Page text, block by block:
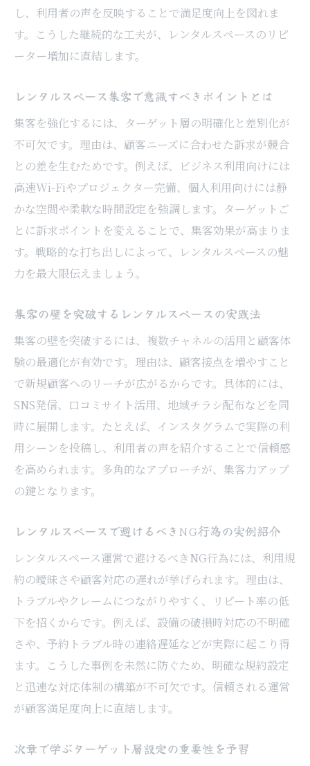
無料で使える予約システムの活用法を紹介
予約システム導入がもたらす業務効率化の
効果
び
予約管理の自動化で集客チャンスを広げる
方法
SNS活用による魅力発信へのつなげ方
SNS発信を活用したレンタルスペースの魅せ方
写真や動画で伝えるレンタルスペースの魅
SNS集客で活用したい最新トレンドと事例
インスタベースやスペースマーケットとの
連携術
予約システムとSNSの連動で集客を最適化
口コミやオフライン施策への展開方法を意
識
口コミやオフライン施策が集客に与える効果
レンタルスペース口コミ集客の実践テクニッ
ク
地域イベントやチラシ配布の活用ポイント
レンタルスペースでリピーターを増やす仕
掛け
競合との差別化を意識した施策設計の重要
性
競合と差別化するレンタルスペース戦略を考え
る
差別化に役立つ独自サービスの作り方を考
し、利用者の声を反映することで満足度向上を図れま
す。こうした継続的な工夫が、レンタルスペースのリピ
ーター増加に直結します。
レンタルスペース集客で意識すべきポイントとは
集客を強化するには、ターゲット層の明確化と差別化が
不可欠です。理由は、顧客ニーズに合わせた訴求が競合
との差を生むためです。例えば、ビジネス利用向けには
高速Wi-Fiやプロジェクター完備、個人利用向けには静
かな空間や柔軟な時間設定を強調します。ターゲットご
とに訴求ポイントを変えることで、集客効果が高まりま
す。戦略的な打ち出しによって、レンタルスペースの魅
力を最大限伝えましょう。
集客の壁を突破するレンタルスペースの実践法
集客の壁を突破するには、複数チャネルの活用と顧客体
験の最適化が有効です。理由は、顧客接点を増やすこと
で新規顧客へのリーチが広がるからです。具体的には、
SNS発信、口コミサイト活用、地域チラシ配布などを同
時に展開します。たとえば、インスタグラムで実際の利
用シーンを投稿し、利用者の声を紹介することで信頼感
を高められます。多角的なアプローチが、集客力アップ
の鍵となります。
レンタルスペースで避けるべきNG行為の実例紹介
レンタルスペース運営で避けるべきNG行為には、利用規
約の曖昧さや顧客対応の遅れが挙げられます。理由は、
トラブルやクレームにつながりやすく、リピート率の低
下を招くからです。例えば、設備の破損時対応の不明確
さや、予約トラブル時の連絡遅延などが実際に起こり得
ます。こうした事例を未然に防ぐため、明確な規約設定
と迅速な対応体制の構築が不可欠です。信頼される運営
が顧客満足度向上に直結します。
次章で学ぶターゲット層設定の重要性を予習